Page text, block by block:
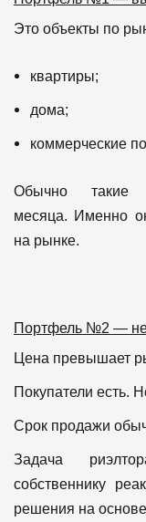
Это объекты по
квартиры;
дома;
коммерческие
Обычно такие
месяца. Именно
на рынке.
Портфель №2 —
Цена превышает
Покупатели есть.
Срок продажи
Задача
собственнику
решения на основе